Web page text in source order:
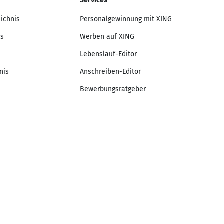
Personalgewinnung mit XING
Werben auf XING
Lebenslauf-Editor
Anschreiben-Editor
Bewerbungsratgeber